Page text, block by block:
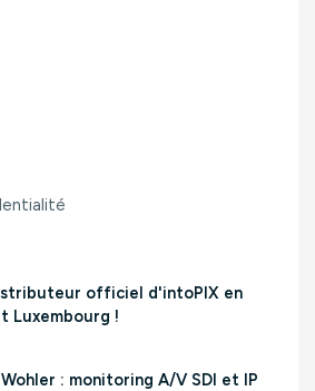
officiel d'intoPIX en
Luxembourg !
devient distributeur officiel
: monitoring A/V SDI et IP